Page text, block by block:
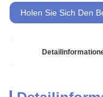
Holen Sie Sich Den